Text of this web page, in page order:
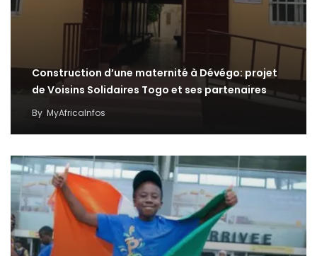
Construction d’une maternité à Dévégo: projet
de Voisins Solidaires Togo et ses partenaires
By MyAfricaInfos